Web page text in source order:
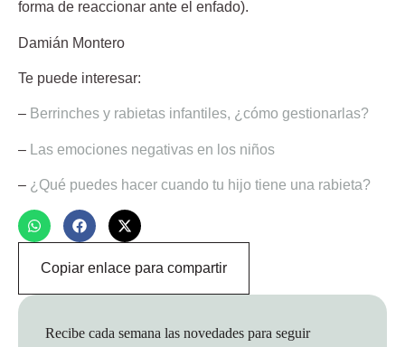
forma de reaccionar ante el enfado).
Damián Montero
Te puede interesar:
– Berrinches y rabietas infantiles, ¿cómo gestionarlas?
– Las emociones negativas en los niños
– ¿Qué puedes hacer cuando tu hijo tiene una rabieta?
Copiar enlace para compartir
Recibe cada semana las novedades para seguir